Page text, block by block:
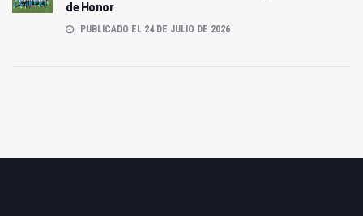
de Honor
PUBLICADO EL 24 DE JULIO DE 2026